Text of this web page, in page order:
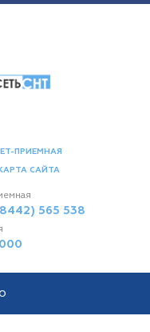
ПРИЕМНАЯ
КАРТА САЙТА
565 538